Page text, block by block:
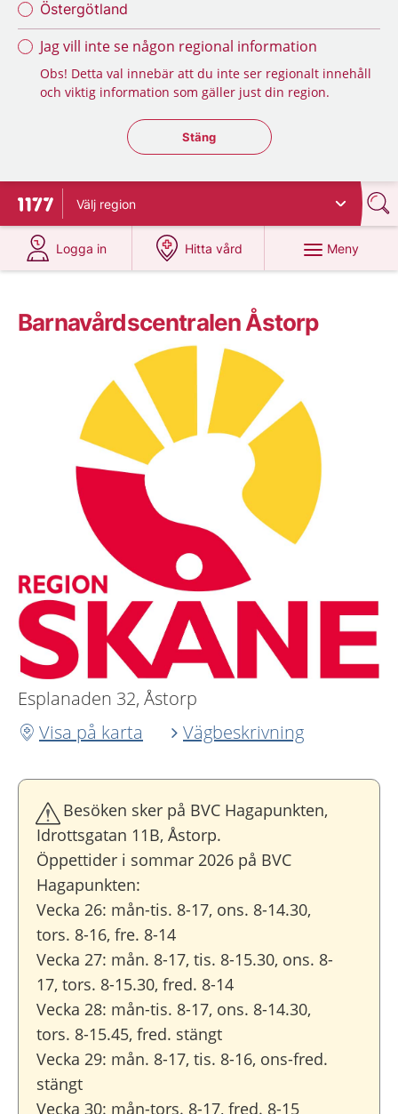
Östergötland
Jag vill inte se någon regional information
Obs! Detta val innebär att du inte ser regionalt innehåll
och viktig information som gäller just din region.
Stäng regionsväljaren
Stäng
Till startsidan för 1177
Välj region
Logga in
på 1177.se
Hitta vård
på 1177.se
Meny
Barnavårdscentralen Åstorp
Esplanaden 32, Åstorp
Visa på karta
Vägbeskrivning
Besöken sker på BVC Hagapunkten,
Idrottsgatan 11B, Åstorp.
Öppettider i sommar 2026 på BVC
Hagapunkten:
Vecka 26: mån-tis. 8-17, ons. 8-14.30,
tors. 8-16, fre. 8-14
Vecka 27: mån. 8-17, tis. 8-15.30, ons. 8-
17, tors. 8-15.30, fred. 8-14
Vecka 28: mån-tis. 8-17, ons. 8-14.30,
tors. 8-15.45, fred. stängt
Vecka 29: mån. 8-17, tis. 8-16, ons-fred.
stängt
Vecka 30: mån-tors. 8-17, fred. 8-15